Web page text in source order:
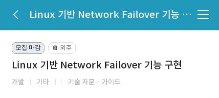
Linux 기반 Network Failover 기능 구현
모집 마감 📔 외주
Linux 기반 Network Failover 기능 구현
개발 기타 기술 자문ㆍ가이드